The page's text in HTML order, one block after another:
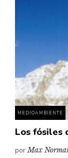
MEDIOAMBIENTE
Los fósiles
porMax